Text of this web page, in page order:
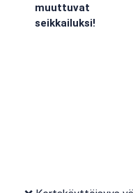
muuttuvat
seikkailuksi!